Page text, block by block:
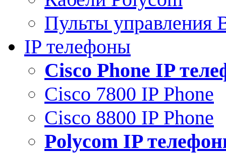
Пульты управления
IP телефоны
Сisco Phone IP
Cisco 7800 IP Phone
Cisco 8800 IP Phone
Polycom IP